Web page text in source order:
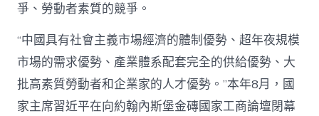
爭、勞動者素質的競爭。
“中國具有社會主義市場經濟的體制優勢、超年夜規模
市場的需求優勢、產業體系配套完全的供給優勢、大
批高素質勞動者和企業家的人才優勢。”本年8月，國
家主席習近平在向約翰內斯堡金磚國家工商論壇閉幕